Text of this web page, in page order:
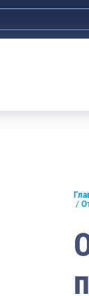
Анонсы
Выставки и
Рыбоохрана России